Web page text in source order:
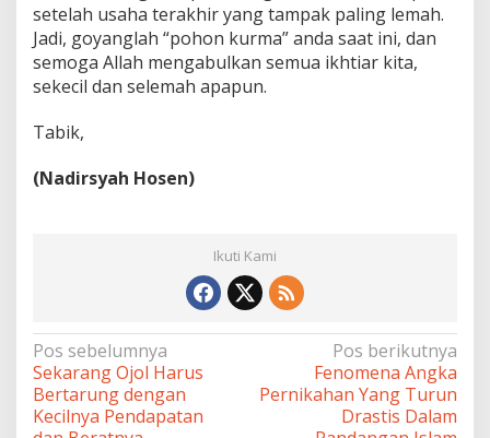
setelah usaha terakhir yang tampak paling lemah.
Jadi, goyanglah “pohon kurma” anda saat ini, dan
semoga Allah mengabulkan semua ikhtiar kita,
sekecil dan selemah apapun.
Tabik,
(Nadirsyah Hosen)
Ikuti Kami
Navigasi
pos
Pos sebelumnya
Sekarang Ojol Harus
Bertarung dengan
Kecilnya Pendapatan
Pos berikutnya
Fenomena Angka
Pernikahan Yang Turun
Drastis Dalam